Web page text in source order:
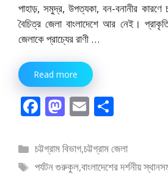
পাহাড়, সমুদ্র, উপত্যকা, বন-বনানীর কারণে
বৈচিত্র জেলা বাংলাদেশে আর নেই।
জেলাকে প্রাচ্যের রাণী …
Read more
F
e
b
M
to
d
E
ai
l
ar
e
বিভাগ
সমূহ
চট্টগ্রাম বিভাগ,চট্টগ্রাম জেলা
ট্যাগ
পর্যটন গুরুকুল,বাংলাদেশের দর্শনীয়